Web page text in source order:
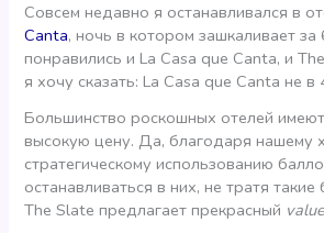
Совсем недавно я останавливался в
Canta, ночь в котором зашкаливает
понравились и La Casa que Canta, и
я хочу сказать: La Casa que Canta не
Большинство роскошных отелей
высокую цену. Да, благодаря нашему
стратегическому использованию
останавливаться в них, не тратя
The Slate предлагает прекрасный value